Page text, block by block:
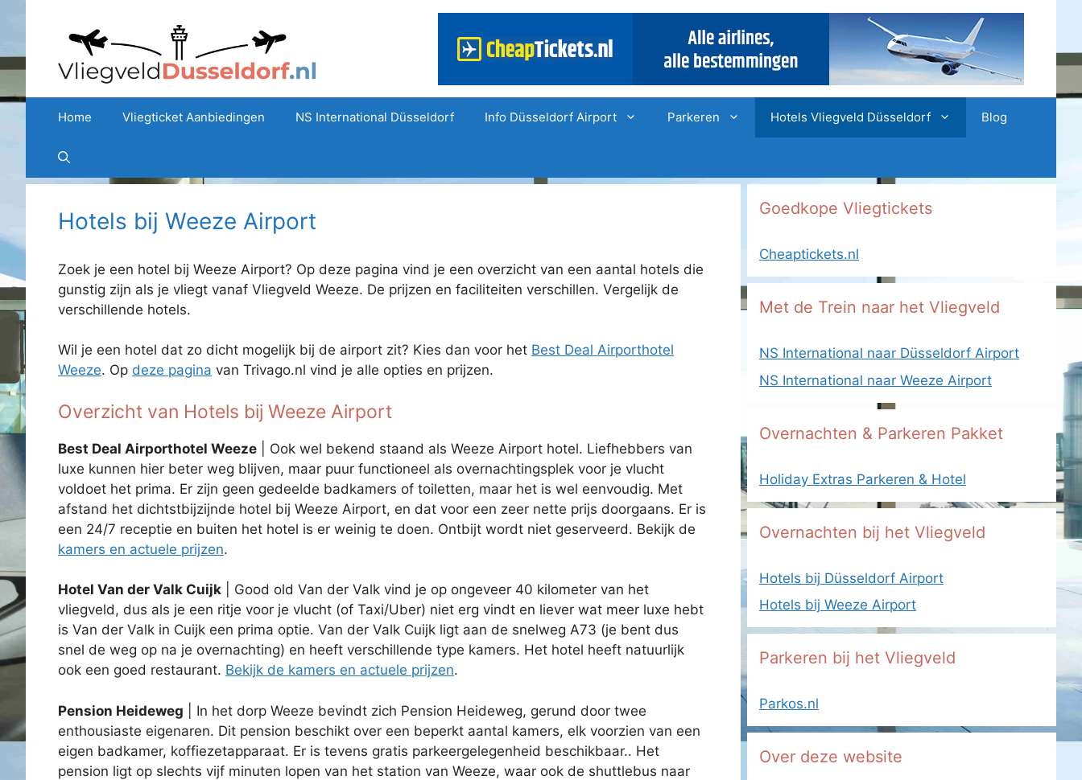
inhoud
Home Vliegticket Aanbiedingen NS International Düsseldorf Info Düsseldorf Airport Parkeren Hotels Vliegveld Düsseldorf Blog
Hotels bij Weeze Airport
Zoek je een hotel bij Weeze Airport? Op deze pagina vind je een overzicht van een aantal hotels die
gunstig zijn als je vliegt vanaf Vliegveld Weeze. De prijzen en faciliteiten verschillen. Vergelijk de
verschillende hotels.
Wil je een hotel dat zo dicht mogelijk bij de airport zit? Kies dan voor het Best Deal Airporthotel
Weeze. Op deze pagina van Trivago.nl vind je alle opties en prijzen.
Overzicht van Hotels bij Weeze Airport
Best Deal Airporthotel Weeze | Ook wel bekend staand als Weeze Airport hotel. Liefhebbers van
luxe kunnen hier beter weg blijven, maar puur functioneel als overnachtingsplek voor je vlucht
voldoet het prima. Er zijn geen gedeelde badkamers of toiletten, maar het is wel eenvoudig. Met
afstand het dichtstbijzijnde hotel bij Weeze Airport, en dat voor een zeer nette prijs doorgaans. Er is
een 24/7 receptie en buiten het hotel is er weinig te doen. Ontbijt wordt niet geserveerd. Bekijk de
kamers en actuele prijzen.
Hotel Van der Valk Cuijk | Good old Van der Valk vind je op ongeveer 40 kilometer van het
vliegveld, dus als je een ritje voor je vlucht (of Taxi/Uber) niet erg vindt en liever wat meer luxe hebt
is Van der Valk in Cuijk een prima optie. Van der Valk Cuijk ligt aan de snelweg A73 (je bent dus
snel de weg op na je overnachting) en heeft verschillende type kamers. Het hotel heeft natuurlijk
ook een goed restaurant. Bekijk de kamers en actuele prijzen.
Pension Heideweg | In het dorp Weeze bevindt zich Pension Heideweg, gerund door twee
enthousiaste eigenaren. Dit pension beschikt over een beperkt aantal kamers, elk voorzien van een
eigen badkamer, koffiezetapparaat. Er is tevens gratis parkeergelegenheid beschikbaar.. Het
pension ligt op slechts vijf minuten lopen van het station van Weeze, waar ook de shuttlebus naar
Goedkope Vliegtickets
Cheaptickets.nl
Met de Trein naar het Vliegveld
NS International naar Düsseldorf Airport
NS International naar Weeze Airport
Overnachten & Parkeren Pakket
Holiday Extras Parkeren & Hotel
Overnachten bij het Vliegveld
Hotels bij Düsseldorf Airport
Hotels bij Weeze Airport
Parkeren bij het Vliegveld
Parkos.nl
Over deze website